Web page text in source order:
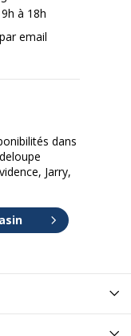
à 18h
email
dans
Jarry,